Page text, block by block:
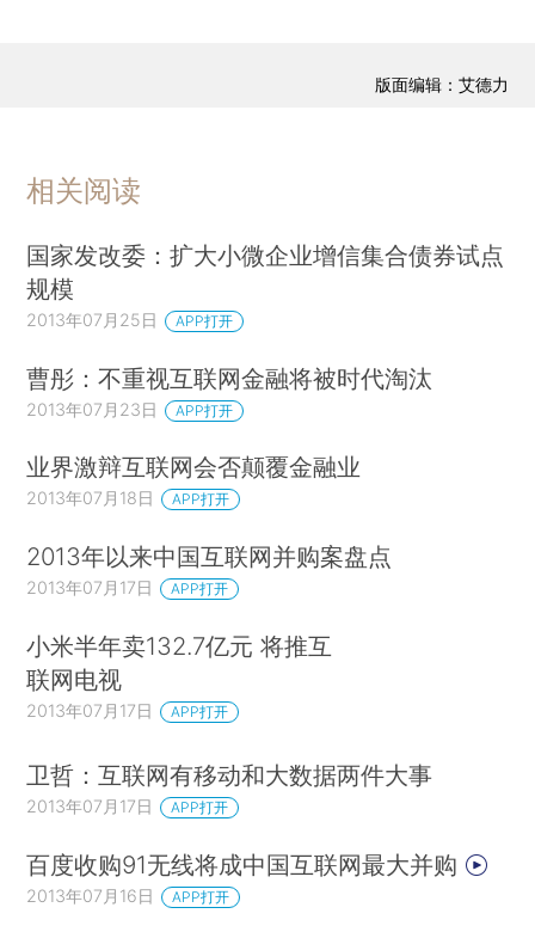
版面编辑：艾德力
相关阅读
国家发改委：扩大小微企业增信集合债券试点
规模
2013年07月25日 APP打开
曹彤：不重视互联网金融将被时代淘汰
2013年07月23日 APP打开
业界激辩互联网会否颠覆金融业
2013年07月18日 APP打开
2013年以来中国互联网并购案盘点
2013年07月17日 APP打开
小米半年卖132.7亿元 将推互
联网电视
2013年07月17日 APP打开
卫哲：互联网有移动和大数据两件大事
2013年07月17日 APP打开
百度收购91无线将成中国互联网最大并购
2013年07月16日 APP打开